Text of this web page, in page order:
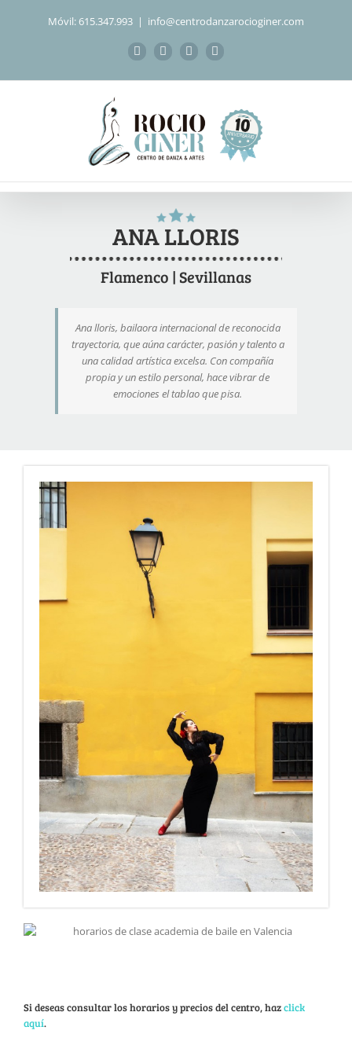
Móvil: 615.347.993 | info@centrodanzarocioginer.com
FacebookInstagramWhatsApp
Correo
ANA LLORIS
Flamenco | Sevillanas
Ana lloris, bailaora internacional de reconocida
trayectoria, que aúna carácter, pasión y talento a
una calidad artística excelsa. Con compañía
propia y un estilo personal, hace vibrar de
emociones el tablao que pisa.
Si deseas consultar los horarios y precios del centro, hazclick
aquí.